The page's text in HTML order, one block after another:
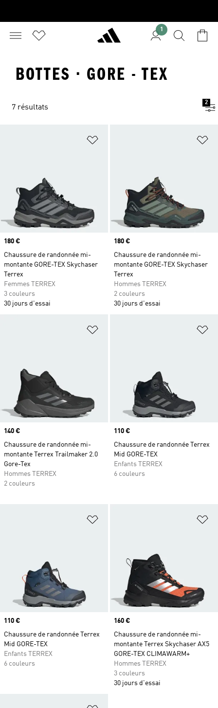
1
BOTTES · GORE - TEX
7 résultats
2
Ajouter à la Liste de produits
Prix
180 €
Chaussure de randonnée mi-
montante GORE-TEX Skychaser
Terrex
Femmes TERREX
3 couleurs
30 jours d'essai
Prix
180 €
Chaussure de randonnée mi-
montante GORE-TEX Skychaser
Terrex
Hommes TERREX
2 couleurs
30 jours d'essai
Ajouter à la Liste de produits
Prix
140 €
Chaussure de randonnée mi-
montante Terrex Trailmaker 2.0
Gore-Tex
Hommes TERREX
2 couleurs
Prix
110 €
Chaussure de randonnée Terrex
Mid GORE-TEX
Enfants TERREX
6 couleurs
Ajouter à la Liste de produits
Prix
110 €
Chaussure de randonnée Terrex
Mid GORE-TEX
Enfants TERREX
6 couleurs
Prix
160 €
Chaussure de randonnée mi-
montante Terrex Skychaser AX5
GORE-TEX CLIMAWARM+
Hommes TERREX
3 couleurs
30 jours d'essai